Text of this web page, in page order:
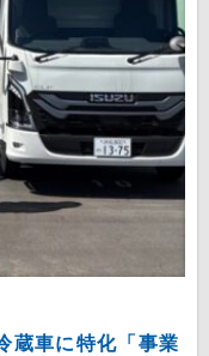
蔵車に特化「事業